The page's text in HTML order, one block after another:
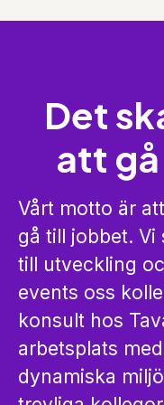
Det
att
Vårt motto är
gå till jobbet.
till utveckling
events oss
konsult hos
arbetsplats
dynamiska